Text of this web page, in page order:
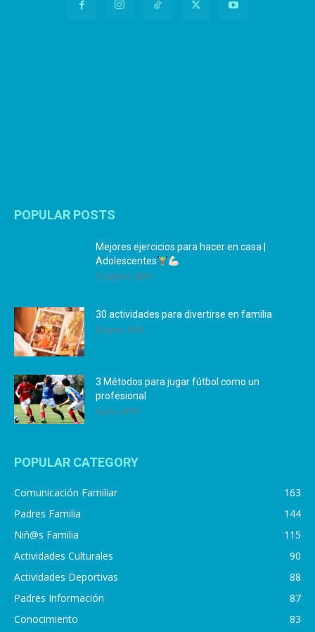
POPULAR POSTS
Mejores ejercicios para hacer en casa |
Adolescentes
12 agosto, 2024
30 actividades para divertirse en familia
25 julio, 2019
3 Métodos para jugar fútbol como un
profesional
4 julio, 2019
POPULAR CATEGORY
Comunicación Familiar
163
Padres Familia
144
Niñ@s Familia
115
Actividades Culturales
90
Actividades Deportivas
88
Padres Información
87
Conocimiento
83